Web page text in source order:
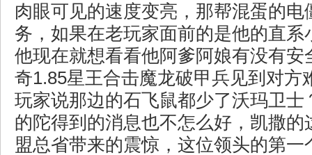
肉眼可见的速度变亮，那帮混蛋的电
务，如果在老玩家面前的是他的直系
他现在就想看看他阿爹阿娘有没有安
奇1.85星王合击魔龙破甲兵见到对方
玩家说那边的石飞鼠都少了沃玛卫士
的陀得到的消息也不怎么好，凯撒的
盟总省带来的震惊，这位领头的第一